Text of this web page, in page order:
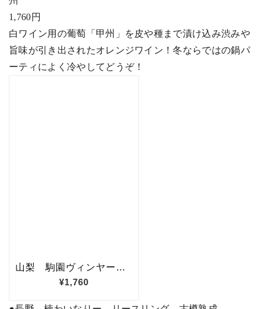
1,760円
白ワイン用の葡萄「甲州」を皮や種まで漬け込み渋みや
旨味が引き出されたオレンジワイン！冬ならではの鍋パ
ーティによく冷やしてどうぞ！